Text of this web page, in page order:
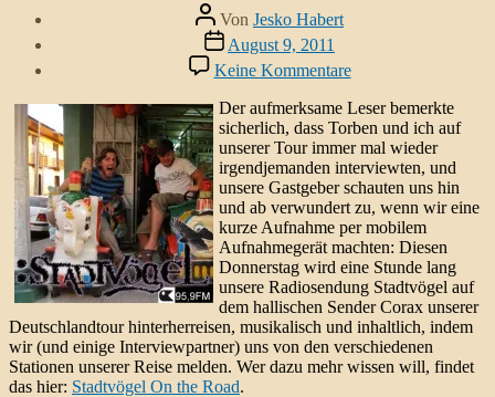
Beitragsautor
Von Jesko Habert
Veröffentlichungsdatum
August 9, 2011
Keine Kommentarezu
Die
Deutschlandreise
im
Radio
Der aufmerksame Leser bemerkte
sicherlich, dass Torben und ich auf
unserer Tour immer mal wieder
irgendjemanden interviewten, und
unsere Gastgeber schauten uns hin
und ab verwundert zu, wenn wir eine
kurze Aufnahme per mobilem
Aufnahmegerät machten: Diesen
Donnerstag wird eine Stunde lang
unsere Radiosendung Stadtvögel auf
dem hallischen Sender Corax unserer
Deutschlandtour hinterherreisen, musikalisch und inhaltlich, indem
wir (und einige Interviewpartner) uns von den verschiedenen
Stationen unserer Reise melden. Wer dazu mehr wissen will, findet
das hier: Stadtvögel On the Road.